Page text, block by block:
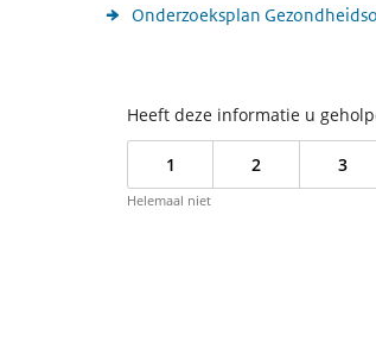
Onderzoeksplan
Heeft deze informatie u
1 2 3
Helemaal niet